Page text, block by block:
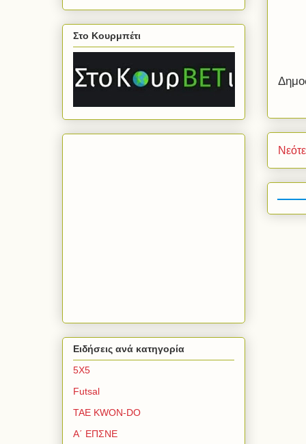
Στο Κουρμπέτι
Ειδήσεις ανά κατηγορία
5Χ5
Futsal
TAE KWON-DO
Α΄ ΕΠΣΝΕ